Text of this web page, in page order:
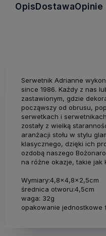
OpisDostawaOpinie
Serwetnik Adrianne
since 1986. Każdy z nas
zastawionym, gdzie
począwszy od obrusu,
serwetkach i
zostały z wielką
aranżacji stołu w stylu
klasycznego, dzięki ich
ozdobą naszego
na różne okazje, takie jak
Wymiary:4,8x4,8x2,5cm
średnica otworu:4,5cm
waga: 32g
opakowanie jednostkowe